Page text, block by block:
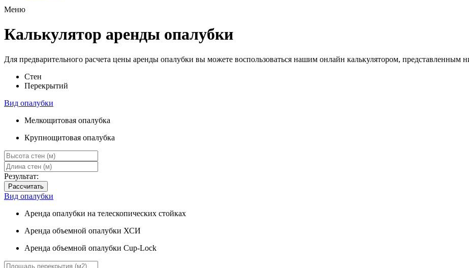
Меню
Калькулятор аренды опалубки
Для предварительного расчета цены аренды опалубки вы можете воспользоваться нашим онлайн калькулятором, представленным
Стен
Перекрытий
Вид опалубки
Мелкощитовая опалубка
Крупнощитовая опалубка
Результат:
Рассчитать
Вид опалубки
Аренда опалубки на телескопических стойках
Аренда объемной опалубки ХСИ
Аренда объемной опалубки Cup-Lock